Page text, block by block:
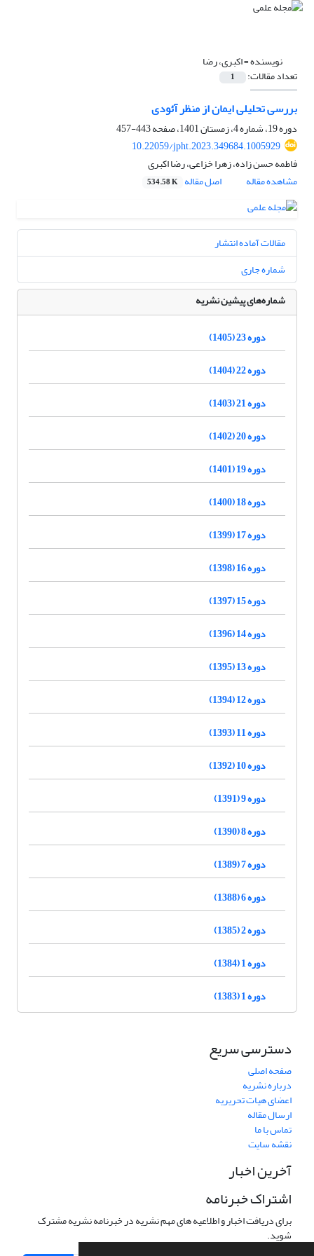
نویسنده =اکبری، رضا
تعداد مقالات: 1
بررسی تحلیلی ایمان از منظر آئودی
دوره 19، شماره 4، زمستان 1401، صفحه
443-457
10.22059/jpht.2023.349684.1005929
فاطمه حسن زاده، زهرا خزاعی، رضا اکبری
مشاهده مقاله
اصل مقاله 534.58 K
مقالات آماده انتشار
شماره جاری
شماره‌های پیشین نشریه
دوره 23 (1405)
دوره 22 (1404)
دوره 21 (1403)
دوره 20 (1402)
دوره 19 (1401)
دوره 18 (1400)
دوره 17 (1399)
دوره 16 (1398)
دوره 15 (1397)
دوره 14 (1396)
دوره 13 (1395)
دوره 12 (1394)
دوره 11 (1393)
دوره 10 (1392)
دوره 9 (1391)
دوره 8 (1390)
دوره 7 (1389)
دوره 6 (1388)
دوره 2 (1385)
دوره 1 (1384)
دوره 1 (1383)
دسترسی سریع
صفحه اصلی
درباره نشریه
اعضای هیات تحریریه
ارسال مقاله
تماس با ما
نقشه سایت
آخرین اخبار
اشتراک خبرنامه
برای دریافت اخبار و اطلاعیه های مهم نشریه در خبرنامه نشریه مشترک
شوید.